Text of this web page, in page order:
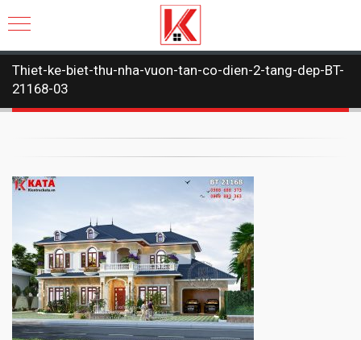
Thiet-ke-biet-thu-nha-vuon-tan-co-dien-2-tang-dep-BT-
21168-03